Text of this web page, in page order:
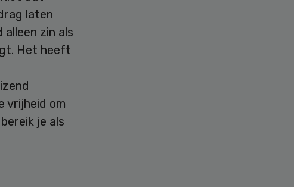
laten
zin als
Het heeft
vrijheid om
je als